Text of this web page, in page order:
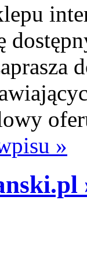
»